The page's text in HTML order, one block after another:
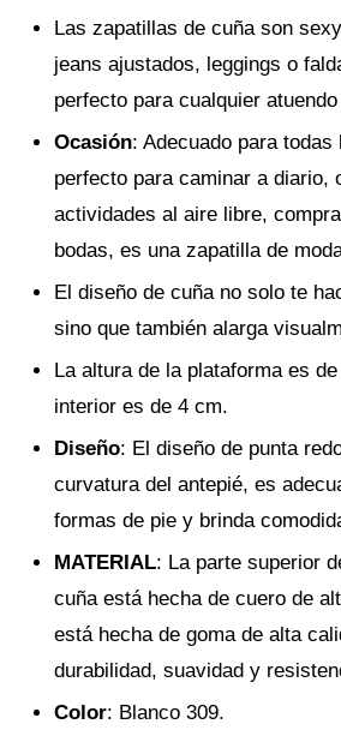
Las zapatillas de cuña son
jeans ajustados, leggings o
perfecto para cualquier
Ocasión: Adecuado para
perfecto para caminar a diario,
actividades al aire libre,
bodas, es una zapatilla de
El diseño de cuña no solo te
sino que también alarga
La altura de la plataforma es
interior es de 4 cm.
Diseño: El diseño de punta
curvatura del antepié, es
formas de pie y brinda
MATERIAL: La parte superior
cuña está hecha de cuero de
está hecha de goma de alta
durabilidad, suavidad y
Color: Blanco 309.